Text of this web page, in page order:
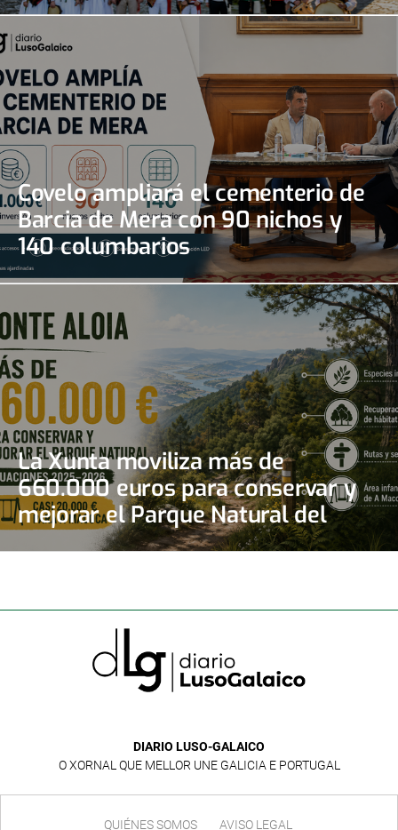
Covelo ampliará el cementerio de
Barcia de Mera con 90 nichos y
140 columbarios
La Xunta moviliza más de
660.000 euros para conservar y
mejorar el Parque Natural del
Monte Aloia
DIARIO LUSO-GALAICO
O XORNAL QUE MELLOR UNE GALICIA E PORTUGAL
QUIÉNES SOMOS AVISO LEGAL